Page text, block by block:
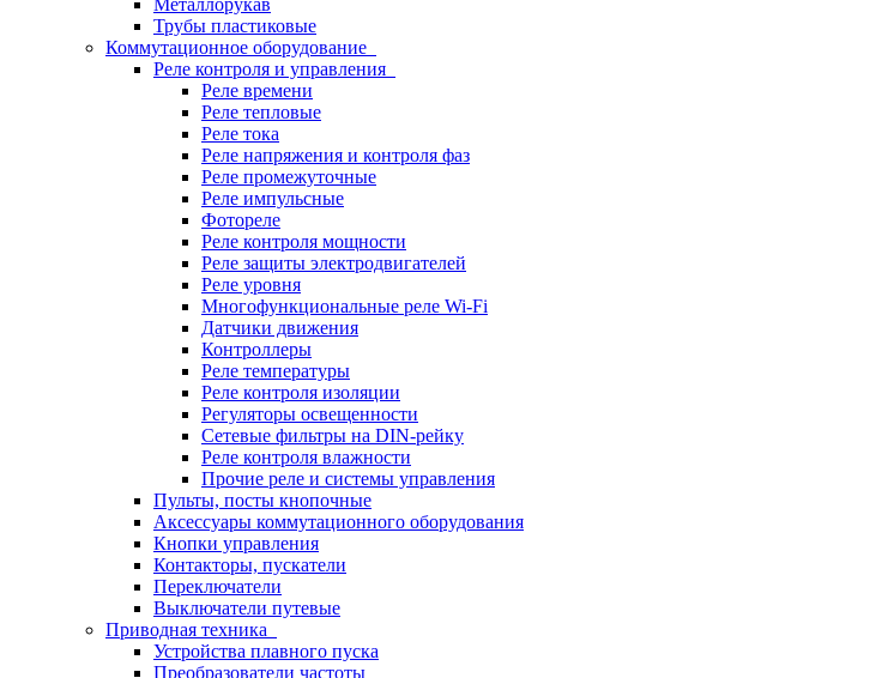
Металлорукав
Трубы пластиковые
Коммутационное оборудование
Реле контроля и управления
Реле времени
Реле тепловые
Реле тока
Реле напряжения и контроля фаз
Реле промежуточные
Реле импульсные
Фотореле
Реле контроля мощности
Реле защиты электродвигателей
Реле уровня
Многофункциональные реле Wi-Fi
Датчики движения
Контроллеры
Реле температуры
Реле контроля изоляции
Регуляторы освещенности
Сетевые фильтры на DIN-рейку
Реле контроля влажности
Прочие реле и системы управления
Пульты, посты кнопочные
Аксессуары коммутационного оборудования
Кнопки управления
Контакторы, пускатели
Переключатели
Выключатели путевые
Приводная техника
Устройства плавного пуска
Преобразователи частоты